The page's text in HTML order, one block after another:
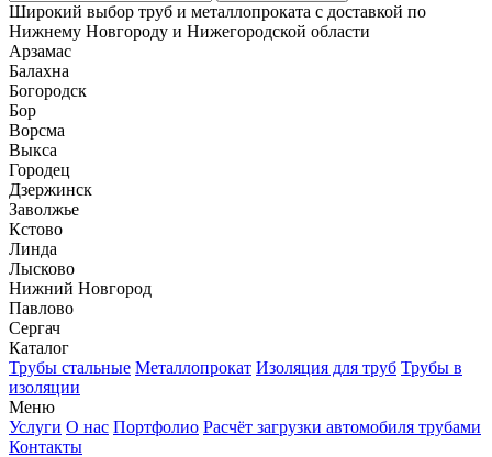
Широкий выбор труб и металлопроката с доставкой по
Нижнему Новгороду и Нижегородской области
Арзамас
Балахна
Богородск
Бор
Ворсма
Выкса
Городец
Дзержинск
Заволжье
Кстово
Линда
Лысково
Нижний Новгород
Павлово
Сергач
Каталог
Трубы стальные Металлопрокат Изоляция для труб Трубы в
изоляции
Меню
Услуги О нас Портфолио Расчёт загрузки автомобиля трубами
Контакты